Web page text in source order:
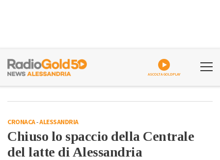
ASCOLTA GOLDPLAY
CRONACA-ALESSANDRIA
Chiuso lo spaccio della Centrale
del latte di Alessandria